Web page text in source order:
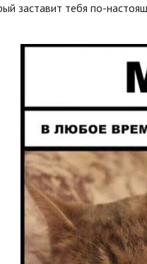
заставит тебя по-